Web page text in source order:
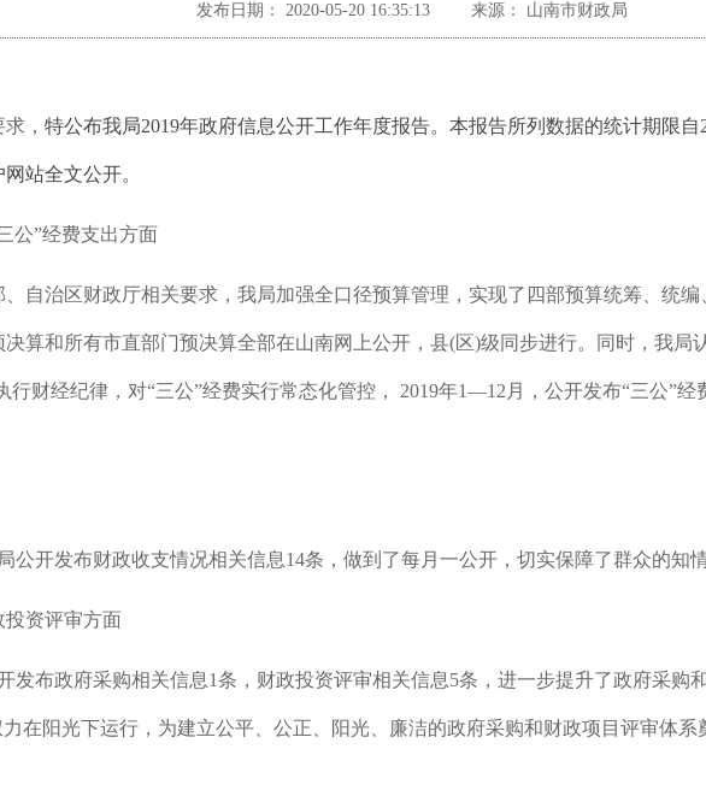
发布日期： 2020-05-20 16:35:13 来源： 山南市财政局
， 特公布我局2019年政府信息公开工作年度报告。本报告所列数据的统计期限自
站全文公开。
公”经费支出方面
自治区财政厅相关要求，我局加强全口径预算管理，实现了四部预算统筹、统
算和所有市直部门预决算全部在山南网上公开，县(区)级同步进行。 同时，我局
行财经纪律，对“三公”经费实行常态化管控， 2019年1—12 月 ，公开发布“三公”
公开发布财政收支情况相关信息14条，做到了每月一公开，切实保障了群众的知
投资评审方面
发布政府采购相关信息1条，财政投资评审相关信息5条，进一步提升了政府采购
在阳光下运行，为建立公平、公正、阳光、廉洁的政府采购和财政项目评审体系